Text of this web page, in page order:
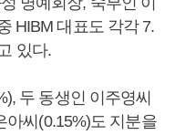
HIBM 대표도 각각 7.
있다.
두 동생인 이주영씨
아씨(0.15%)도 지분을